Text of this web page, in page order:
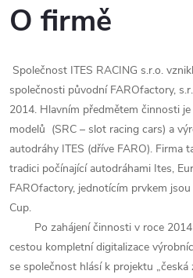
O firmě
Společnost ITES RACING s.r.o.
společnosti původní FAROfactory,
2014. Hlavním předmětem činnosti
modelů (SRC – slot racing cars) a
autodráhy ITES (dříve FARO). Firma
tradici počínající autodráhami Ites,
FAROfactory, jednotícím prvkem
Cup.
Po zahájení činnosti v roce 2014
cestou kompletní digitalizace
se společnost hlásí k projektu